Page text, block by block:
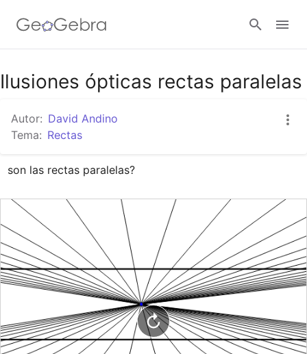
Google Classroom
GeoGebra Classroom
Abrir sesión
Ilusiones ópticas rectas paralelas
Autor: David Andino
Tema: Rectas
son las rectas paralelas?